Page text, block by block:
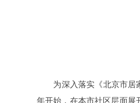
为深入落实《北京市居家
年开始，在本市社区层面展